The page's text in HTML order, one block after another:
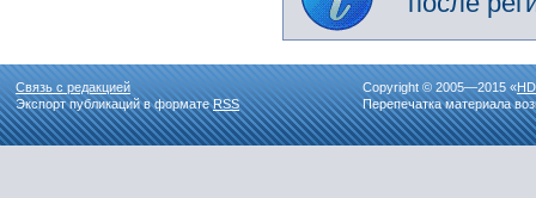
Связь с редакцией
Экспорт публикаций в форматеRSS
Copyright © 2005—2015 «
Перепечатка материала